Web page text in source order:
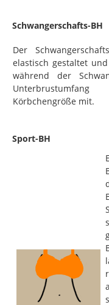
Schwangerschafts-BH
Der
elastisch gestaltet
während der
Körbchengröße mit.
Sport-BH